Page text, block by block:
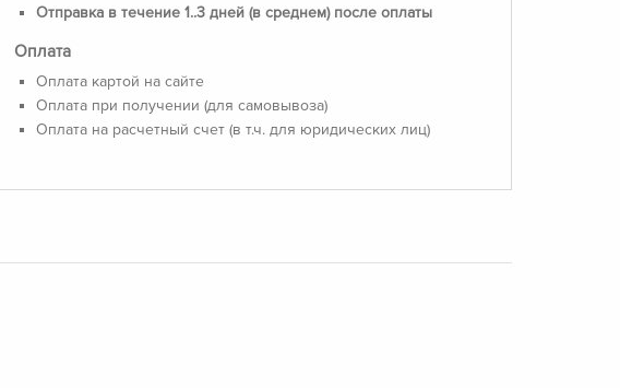
Отправка в течение 1..3 дней (в среднем) после оплаты
Оплата
Оплата картой на сайте
Оплата при получении (для самовывоза)
Оплата на расчетный счет (в т.ч. для юридических лиц)